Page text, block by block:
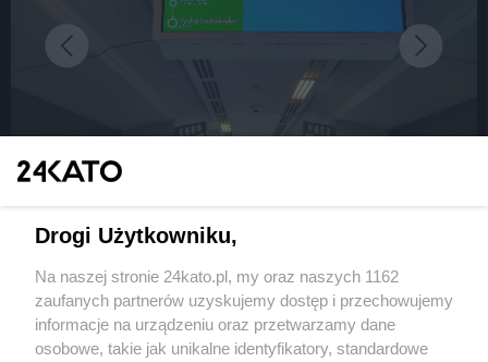
Pociągi Kolei Śląskich jadą już przez Ochojec,
przez miesiąc
Wydawca mediów lokalnych
Drogi Użytkowniku,
Na naszej stronie 24kato.pl, my oraz naszych 1162
zaufanych partnerów uzyskujemy dostęp i przechowujemy
informacje na urządzeniu oraz przetwarzamy dane
osobowe, takie jak unikalne identyfikatory, standardowe